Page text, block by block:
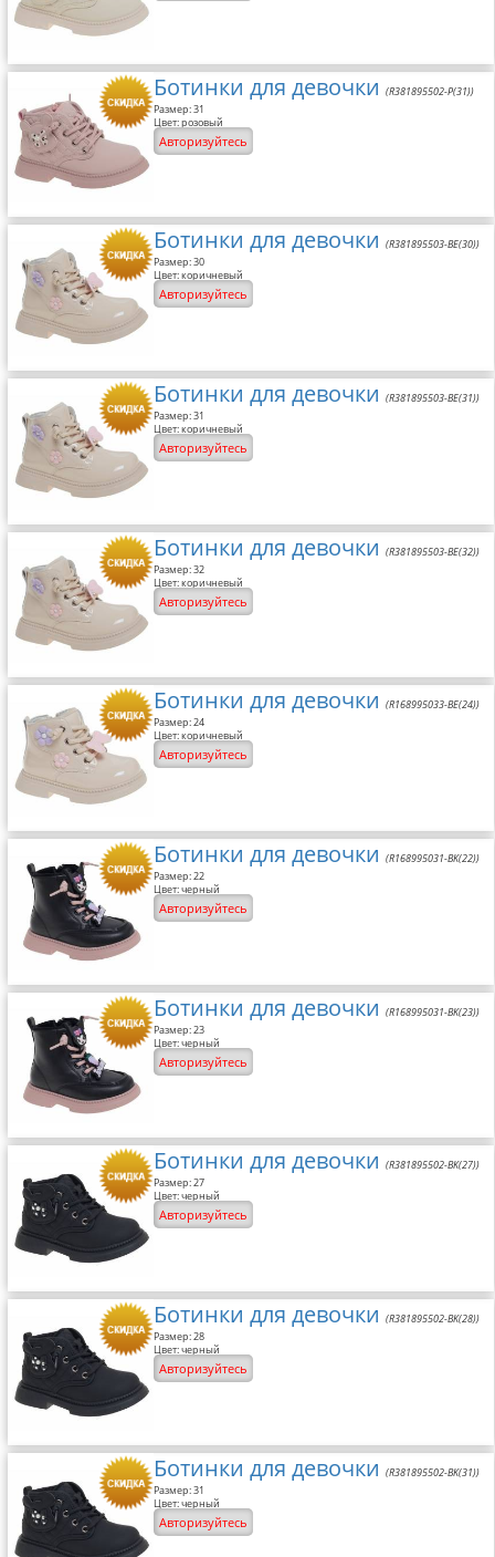
Ботинки для девочки (R381895502-P(31))
Размер: 31
Цвет: розовый
Авторизуйтесь
Ботинки для девочки (R381895503-BE(30))
Размер: 30
Цвет: коричневый
Авторизуйтесь
Ботинки для девочки (R381895503-BE(31))
Размер: 31
Цвет: коричневый
Авторизуйтесь
Ботинки для девочки (R381895503-BE(32))
Размер: 32
Цвет: коричневый
Авторизуйтесь
Ботинки для девочки (R168995033-BE(24))
Размер: 24
Цвет: коричневый
Авторизуйтесь
Ботинки для девочки (R168995031-BK(22))
Размер: 22
Цвет: черный
Авторизуйтесь
Ботинки для девочки (R168995031-BK(23))
Размер: 23
Цвет: черный
Авторизуйтесь
Ботинки для девочки (R381895502-BK(27))
Размер: 27
Цвет: черный
Авторизуйтесь
Ботинки для девочки (R381895502-BK(28))
Размер: 28
Цвет: черный
Авторизуйтесь
Ботинки для девочки (R381895502-BK(31))
Размер: 31
Цвет: черный
Авторизуйтесь